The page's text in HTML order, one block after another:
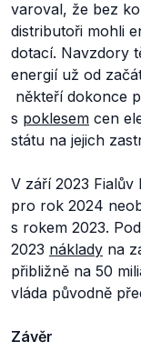
varoval, že bez
distributoři mohli
dotací. Navzdory
energií už od
někteří dokonce
s poklesem cen
státu na jejich
V září 2023 Fialův
pro rok 2024
s rokem 2023.
2023 náklady na
přibližně na 50
vláda původně
Závěr